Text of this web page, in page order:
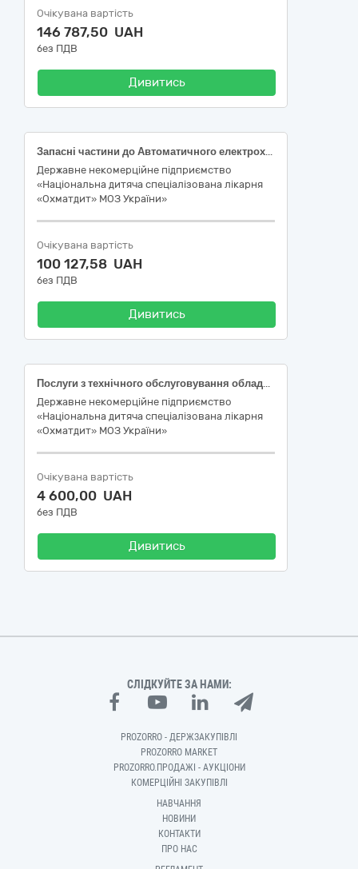
Очікувана вартість
146 787,50 UAH
без ПДВ
Дивитись
Запасні частини до Автоматичного електрохемілюмінесцентного аналізатора Сobas e411: Детекторний блок код ДК 021:2015 – 38430000-8 — Детектори та аналізатори
Державне некомерційне підприємство
«Національна дитяча спеціалізована лікарня
«Охматдит» МОЗ України»
Очікувана вартість
100 127,58 UAH
без ПДВ
Дивитись
Послуги з технічного обслуговування обладнання Українського Референс-центру з клінічної лабораторної діагностики та метрології (Автоматичного електрохемілюмінесцентного аналізатора Сobas e411 rack (1058-04)) код ДК:021:2015: 50420000-5 – Послуги з ремонту і технічного обслуговування медичного та хірургічного обладнання
Державне некомерційне підприємство
«Національна дитяча спеціалізована лікарня
«Охматдит» МОЗ України»
Очікувана вартість
4 600,00 UAH
без ПДВ
Дивитись
СЛІДКУЙТЕ ЗА НАМИ:
PROZORRO - ДЕРЖЗАКУПІВЛІ
PROZORRO MARKET
PROZORRO.ПРОДАЖІ - АУКЦІОНИ
КОМЕРЦІЙНІ ЗАКУПІВЛІ
НАВЧАННЯ
НОВИНИ
КОНТАКТИ
ПРО НАС